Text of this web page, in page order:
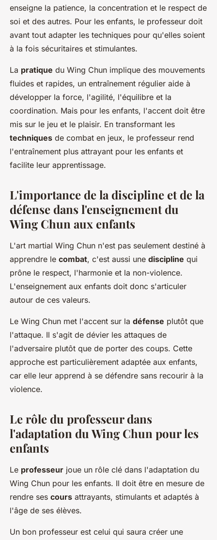
enseigne la patience, la concentration et le respect de
soi et des autres. Pour les enfants, le professeur doit
avant tout adapter les techniques pour qu'elles soient
à la fois sécuritaires et stimulantes.
La pratique du Wing Chun implique des mouvements
fluides et rapides, un entraînement régulier aide à
développer la force, l'agilité, l'équilibre et la
coordination. Mais pour les enfants, l'accent doit être
mis sur le jeu et le plaisir. En transformant les
techniques de combat en jeux, le professeur rend
l'entraînement plus attrayant pour les enfants et
facilite leur apprentissage.
L'importance de la discipline et de la
défense dans l'enseignement du
Wing Chun aux enfants
L'art martial Wing Chun n'est pas seulement destiné à
apprendre le combat, c'est aussi une discipline qui
prône le respect, l'harmonie et la non-violence.
L'enseignement aux enfants doit donc s'articuler
autour de ces valeurs.
Le Wing Chun met l'accent sur la défense plutôt que
l'attaque. Il s'agit de dévier les attaques de
l'adversaire plutôt que de porter des coups. Cette
approche est particulièrement adaptée aux enfants,
car elle leur apprend à se défendre sans recourir à la
violence.
Le rôle du professeur dans
l'adaptation du Wing Chun pour les
enfants
Le professeur joue un rôle clé dans l'adaptation du
Wing Chun pour les enfants. Il doit être en mesure de
rendre ses cours attrayants, stimulants et adaptés à
l'âge de ses élèves.
Un bon professeur est celui qui saura créer une